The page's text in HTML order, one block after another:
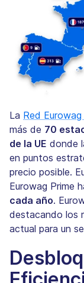
La Red Eurowag
más de 70
de la UE donde
en puntos
precio posible.
Eurowag Prime
cada año.
destacando los
actual para un